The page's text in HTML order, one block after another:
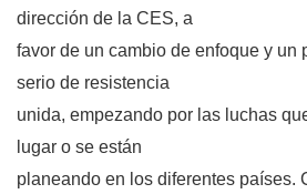
dirección de la CES, a
favor de un cambio de enfoque y un
serio de resistencia
unida, empezando por las luchas
lugar o se están
planeando en los diferentes países.